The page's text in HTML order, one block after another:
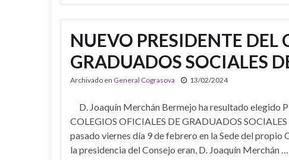
NUEVO PRESIDENTE DEL
GRADUADOS SOCIALES
Archivado en General Cograsova 13/02/2024
D. Joaquín Merchán Bermejo ha resultado elegido
COLEGIOS OFICIALES DE GRADUADOS
pasado viernes día 9 de febrero en la Sede del
la presidencia del Consejo eran, D. Joaquín Merchán …